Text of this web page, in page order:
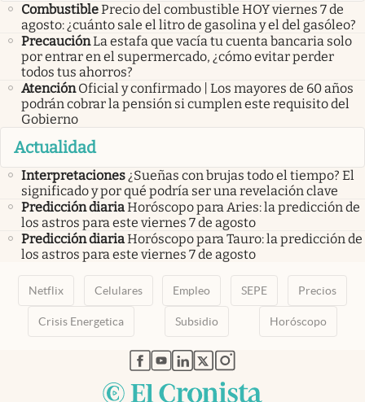
CombustiblePrecio del combustible HOY viernes 7 de
agosto: ¿cuánto sale el litro de gasolina y el del gasóleo?
PrecauciónLa estafa que vacía tu cuenta bancaria solo
por entrar en el supermercado, ¿cómo evitar perder
todos tus ahorros?
Atención Oficial y confirmado | Los mayores de 60 años
podrán cobrar la pensión si cumplen este requisito del
Gobierno
Actualidad
Interpretaciones¿Sueñas con brujas todo el tiempo? El
significado y por qué podría ser una revelación clave
Predicción diariaHoróscopo para Aries: la predicción de
los astros para este viernes 7 de agosto
Predicción diariaHoróscopo para Tauro: la predicción de
los astros para este viernes 7 de agosto
Netflix Celulares Empleo SEPE Precios
Crisis Energetica Subsidio Horóscopo
abre en nueva pestaña
abre en nueva pestaña
abre en nueva pestaña
abre en nueva pestaña
abre en nueva pestaña